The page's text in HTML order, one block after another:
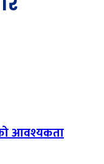
आवश्यकता